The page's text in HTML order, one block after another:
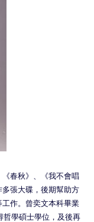
春秋》、《我不會唱
張大碟，後期幫助方
作。曾奕文本科畢業
哲學碩士學位，及後再